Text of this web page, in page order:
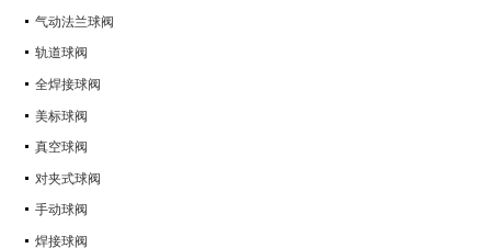
气动法兰球阀
轨道球阀
全焊接球阀
美标球阀
真空球阀
对夹式球阀
手动球阀
焊接球阀